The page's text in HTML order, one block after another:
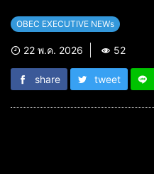
OBEC EXECUTIVE NEWs
22 พ.ค. 2026 52
share tweet